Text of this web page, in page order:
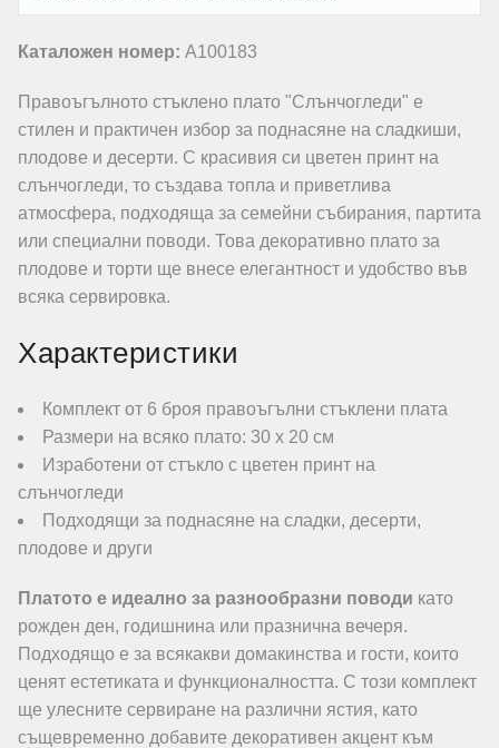
Каталожен номер: A100183
Правоъгълното стъклено плато "Слънчогледи" е
стилен и практичен избор за поднасяне на сладкиши,
плодове и десерти. С красивия си цветен принт на
слънчогледи, то създава топла и приветлива
атмосфера, подходяща за семейни събирания, партита
или специални поводи. Това декоративно плато за
плодове и торти ще внесе елегантност и удобство във
всяка сервировка.
Характеристики
Комплект от 6 броя правоъгълни стъклени плата
Размери на всяко плато: 30 х 20 см
Изработени от стъкло с цветен принт на
слънчогледи
Подходящи за поднасяне на сладки, десерти,
плодове и други
Платото е идеално за разнообразни поводи като
рожден ден, годишнина или празнична вечеря.
Подходящо е за всякакви домакинства и гости, които
ценят естетиката и функционалността. С този комплект
ще улесните сервиране на различни ястия, като
същевременно добавите декоративен акцент към